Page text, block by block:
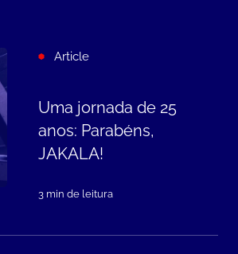
Article
Uma jornada de 25
anos: Parabéns,
JAKALA!
3 min de leitura